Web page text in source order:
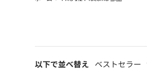
以下で並べ替え ベストセラー